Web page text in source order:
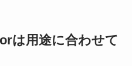
は用途に合わせて